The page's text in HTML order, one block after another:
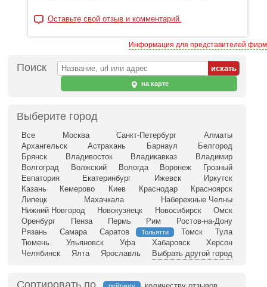
Оставьте свой отзыв и комментарий.
Информация для представителей фирм
Поиск
на карте
Выберите город
Все Москва Санкт-Петербург
Алматы
Архангельск
Астрахань Барнаул
Белгород
Брянск
Владивосток Владикавказ
Владимир
Волгоград
Волжский Вологда Воронеж
Грозный
Евпатория
Екатеринбург Ижевск
Иркутск
Казань
Кемерово Киев Краснодар
Красноярск
Липецк
Махачкала
Набережные Челны
Нижний Новгород
Новокузнецк Новосибирск
Омск
Оренбург
Пенза Пермь Рим
Ростов-на-Дону
Рязань
Самара Саратов Тольятти Томск
Тула
Тюмень
Ульяновск Уфа Хабаровск
Херсон
Челябинск
Ялта Ярославль Выбрать другой город
Сортировать по